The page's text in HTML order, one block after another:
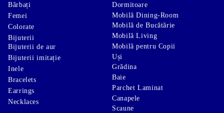
Bărbați
Femei
Colorate
Bijuterii
Bijuterii de aur
Bijuterii imitație
Inele
Bracelets
Earrings
Necklaces
Dormitoare
Mobilă Dining-Room
Mobilă de Bucătărie
Mobilă Living
Mobilă pentru Copii
Uși
Grădina
Baie
Parchet Laminat
Canapele
Scaune